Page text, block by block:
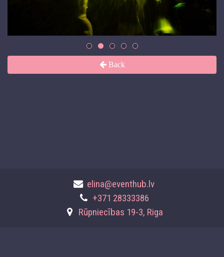
Back
elina@eventhub.lv
+371 28333386
Rūpniecības 19-3, Riga